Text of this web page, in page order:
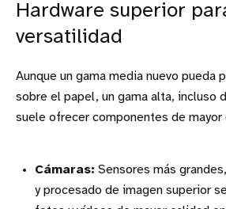
Hardware superior
versatilidad
Aunque un gama media nuevo pueda
sobre el papel, un gama alta, incluso
suele ofrecer componentes de mayor
Cámaras: Sensores más
y procesado de imagen superior